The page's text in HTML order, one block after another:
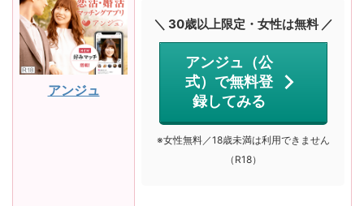
アンジュ
＼ 30歳以上限定・女性は無料 ／
アンジュ（公
式）で無料登
録してみる
※女性無料／18歳未満は利用できません
（R18）